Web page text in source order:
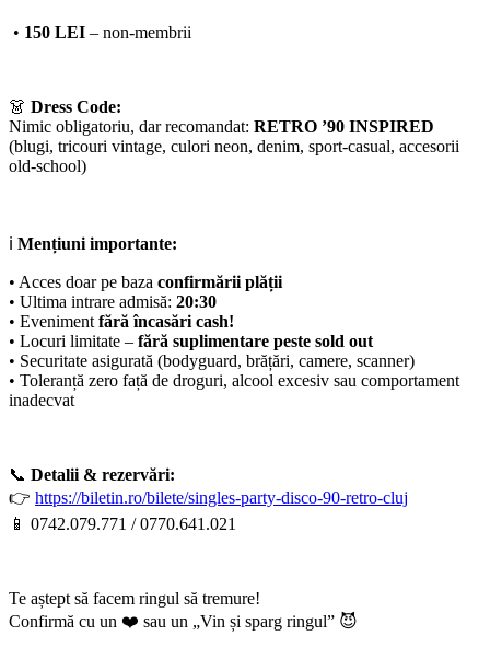
• 150 LEI – non-membrii
👗 Dress Code:
Nimic obligatoriu, dar recomandat: RETRO ’90 INSPIRED
(blugi, tricouri vintage, culori neon, denim, sport-casual, accesorii
old-school)
ℹ️ Mențiuni importante:
• Acces doar pe baza confirmării plății
• Ultima intrare admisă: 20:30
• Evenimentfără încasări cash!
• Locuri limitate – fără suplimentare peste sold out
• Securitate asigurată (bodyguard, brățări, camere, scanner)
• Toleranță zero față de droguri, alcool excesiv sau comportament
inadecvat
📞 Detalii & rezervări:
👉 https://biletin.ro/bilete/singles-party-disco-90-retro-cluj
📱 0742.079.771 / 0770.641.021
Te aștept să facem ringul să tremure!
Confirmă cu un ❤️ sau un „Vin și sparg ringul” 😈